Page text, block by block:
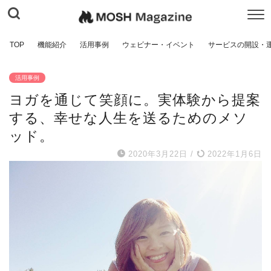
TOP 機能紹介 活用事例 ウェビナー・イベント サービスの開設・
活用事例
ヨガを通じて笑顔に。実体験から提案
する、幸せな人生を送るためのメソ
ッド。
2020年3月22日 / 2022年1月6日